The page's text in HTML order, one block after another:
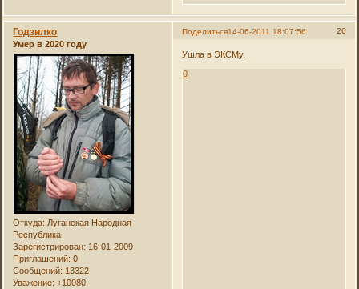
Поделиться 26
14-06-2011 18:07:56
Годзилко
Умер в 2020 году
Откуда: Луганская Народная
Республика
Зарегистрирован: 16-01-2009
Приглашений: 0
Сообщений: 13322
Уважение: +10080
Ушла в ЭКСМу.
0